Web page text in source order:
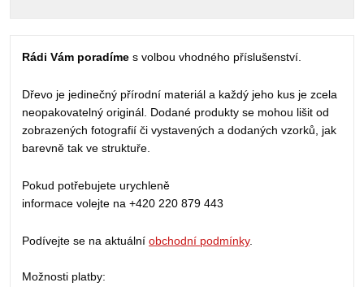
Rádi Vám poradíme s volbou vhodného příslušenství.
Dřevo je jedinečný přírodní materiál a každý jeho kus je zcela
neopakovatelný originál. Dodané produkty se mohou lišit od
zobrazených fotografií či vystavených a dodaných vzorků, jak
barevně tak ve struktuře.
Pokud potřebujete urychleně
informace volejte na +420 220 879 443
Podívejte se na aktuálníobchodní podmínky.
Možnosti platby: